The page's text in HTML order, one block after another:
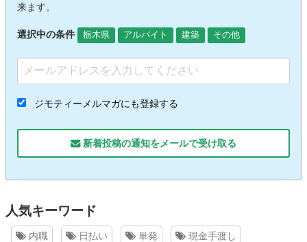
来ます。
選択中の条件 栃木県 アルバイト 建築 その他
ジモティーメルマガにも登録する
新着投稿の通知をメールで受け取る
人気キーワード
内職 日払い 単発 現金手渡し